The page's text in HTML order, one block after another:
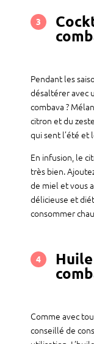
3
Pendant les
désaltérer avec
combava ?
citron et du
qui sent l’été et
En infusion, le
très bien.
de miel et vous
délicieuse et
consommer
4
Comme avec
conseillé de